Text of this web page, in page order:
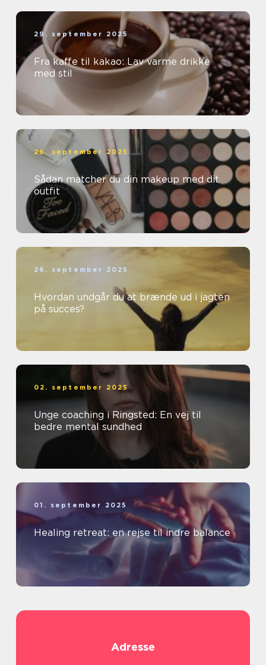
29. september 2025
Fra kaffe til kakao: Lav varme drikke
med stil
26. september 2025
Sådan matcher du din makeup med dit
outfit
26. september 2025
Hvordan undgår du at brænde ud i jagten
på succes?
02. september 2025
Unge coaching i Ringsted: En vej til
bedre mental sundhed
01. september 2025
Healing retreat: en rejse til indre balance
Adresse